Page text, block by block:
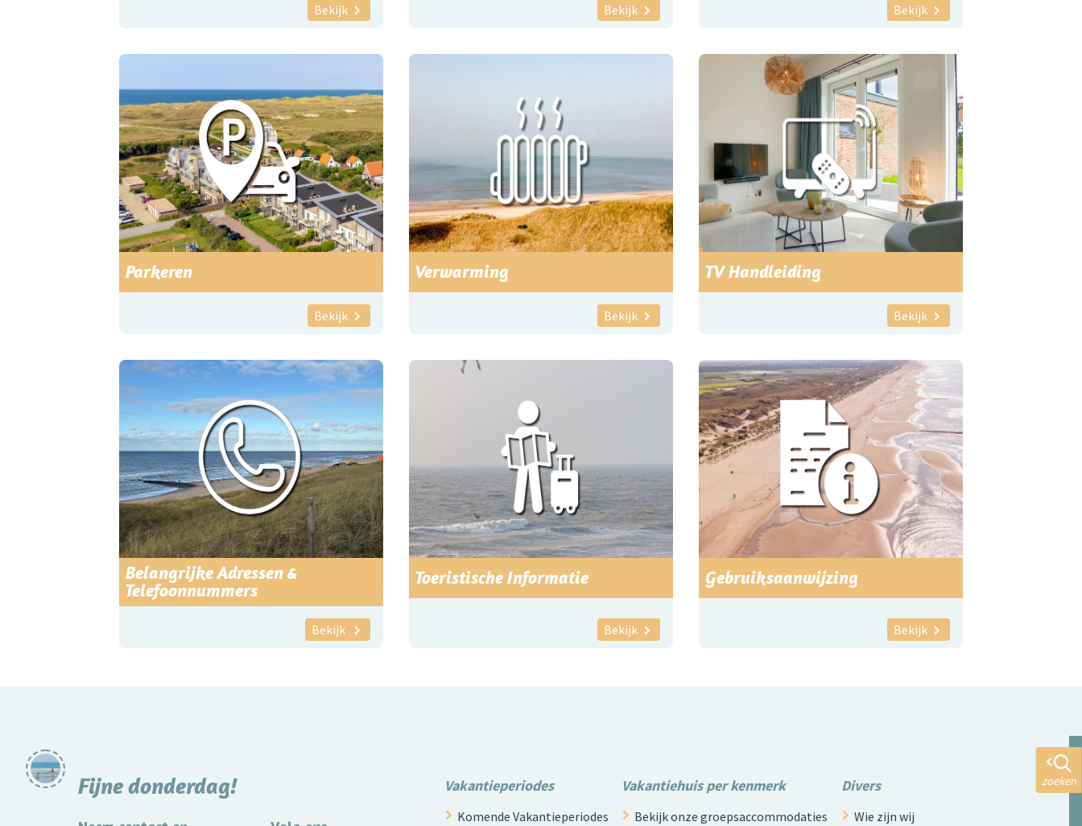
Bekijk Bekijk Bekijk
Parkeren
Bekijk
Verwarming
Bekijk
TV Handleiding
Bekijk
Belangrijke Adressen &
Telefoonnummers
Bekijk
Toeristische Informatie
Bekijk
Gebruiksaanwijzing
Bekijk
Fijne donderdag! Vakantieperiodes
Komende Vakantieperiodes
Vakantiehuis per kenmerk
Bekijk onze groepsaccommodaties
Divers
Wie zijn wij
zoeken